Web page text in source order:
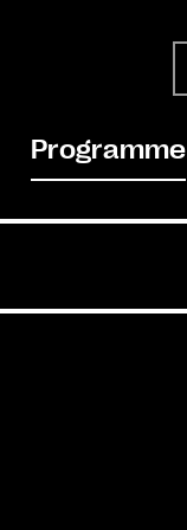
Programme